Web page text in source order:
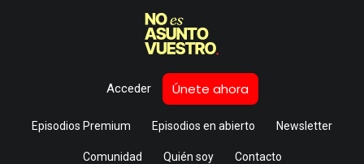
Acceder Únete ahora
Episodios Premium Episodios en abierto Newsletter
Comunidad Quién soy Contacto